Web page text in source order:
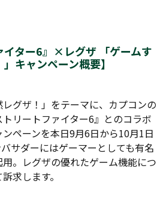
イター6』×レグザ 「ゲームす
キャンペーン概要】
レグザ！」をテーマに、カプコンの
リートファイター6』とのコラボ
ペーンを本日9月6日から10月1日
サダーにはゲーマーとしても有名
。レグザの優れたゲーム機能につ
求します。